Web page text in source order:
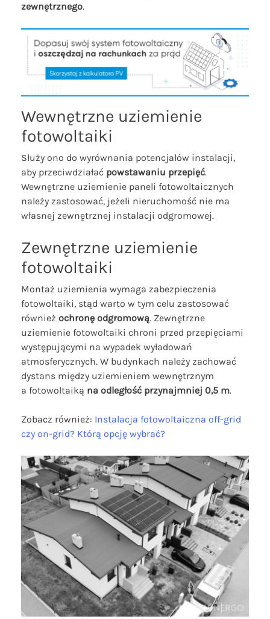
zewnętrznego.
Wewnętrzne uziemienie
fotowoltaiki
Służy ono do wyrównania potencjałów instalacji,
aby przeciwdziałać powstawaniu przepięć.
Wewnętrzne uziemienie paneli fotowoltaicznych
należy zastosować, jeżeli nieruchomość nie ma
własnej zewnętrznej instalacji odgromowej.
Zewnętrzne uziemienie
fotowoltaiki
Montaż uziemienia wymaga zabezpieczenia
fotowoltaiki, stąd warto w tym celu zastosować
również ochronę odgromową. Zewnętrzne
uziemienie fotowoltaiki chroni przed przepięciami
występującymi na wypadek wyładowań
atmosferycznych. W budynkach należy zachować
dystans między uziemieniem wewnętrznym
a fotowoltaiką na odległość przynajmniej 0,5 m.
Zobacz również: Instalacja fotowoltaiczna off-grid
czy on-grid? Którą opcję wybrać?